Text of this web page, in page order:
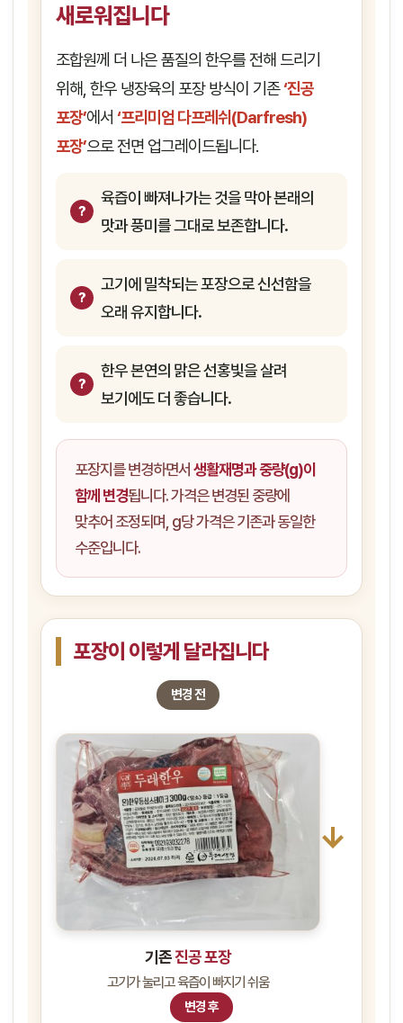
새로워집니다
조합원께 더 나은 품질의 한우를 전해 드리기
위해, 한우 냉장육의 포장 방식이 기존‘진공
포장’에서 ‘프리미엄 다프레쉬(Darfresh)
포장’으로 전면 업그레이드됩니다.
육즙이 빠져나가는 것을 막아 본래의
맛과 풍미를 그대로 보존합니다.
고기에 밀착되는 포장으로 신선함을
오래 유지합니다.
한우 본연의 맑은 선홍빛을 살려
보기에도 더 좋습니다.
포장지를 변경하면서 생활재명과 중량(g)이
함께 변경됩니다. 가격은 변경된 중량에
맞추어 조정되며, g당 가격은 기존과 동일한
수준입니다.
포장이 이렇게 달라집니다
변경 전
기존진공 포장
고기가 눌리고 육즙이 빠지기 쉬움
→
변경 후